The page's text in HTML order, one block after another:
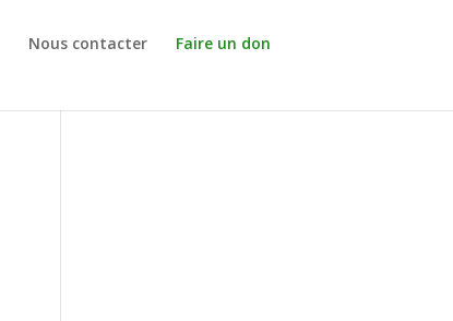
Nous contacter Faire un don